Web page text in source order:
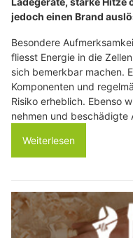
jedoch einen Brand
Besondere
fliesst Energie in die
sich bemerkbar machen.
Komponenten und
Risiko erheblich. Ebenso
nehmen und beschädigte
Weiterlesen